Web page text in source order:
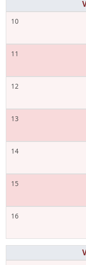
10
11
12
13
14
15
16